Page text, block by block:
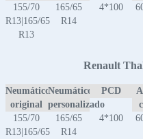
155/70
R13|165/65
R13
165/65
R14
4*100
Renault
Neumático
original
Neumático
personalizado
PCD
155/70
R13|165/65
165/65
R14
4*100